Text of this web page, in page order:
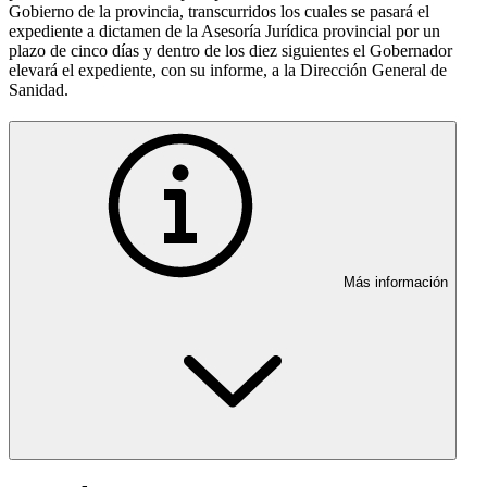
Gobierno de la provincia, transcurridos los cuales se pasará el
expediente a dictamen de la Asesoría Jurídica provincial por un
plazo de cinco días y dentro de los diez siguientes el Gobernador
elevará el expediente, con su informe, a la Dirección General de
Sanidad.
Más información